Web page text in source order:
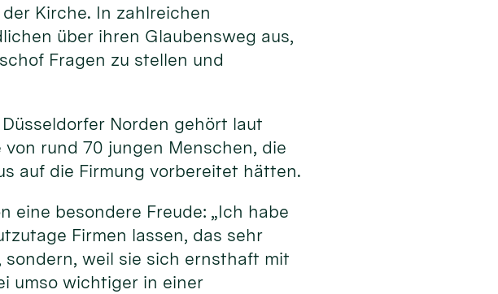
Kirche. In zahlreichen
über ihren Glaubensweg aus,
Fragen zu stellen und
Norden gehört laut
rund 70 jungen Menschen, die
auf die Firmung vorbereitet hätten.
eine besondere Freude: „Ich habe
Firmen lassen, das sehr
weil sie sich ernsthaft mit
umso wichtiger in einer